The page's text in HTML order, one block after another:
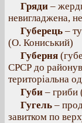
Гряди –
невигладжена,
Губерець –
(О. Кониський)
Губерня
СРСР до
територіальна
Губи – гриби
Гугель –
завитком по